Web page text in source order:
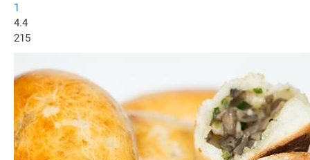
1
4.4
215